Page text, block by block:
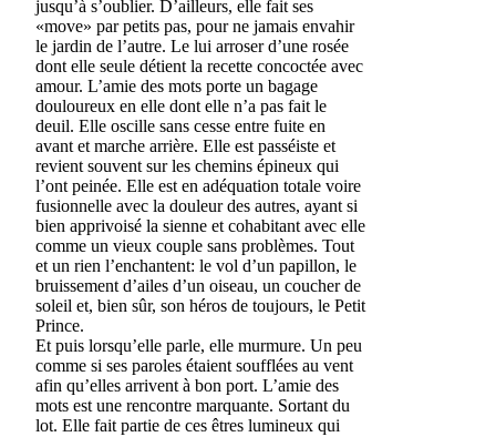
jusqu’à s’oublier. D’ailleurs, elle fait ses
«move» par petits pas, pour ne jamais envahir
le jardin de l’autre. Le lui arroser d’une rosée
dont elle seule détient la recette concoctée avec
amour. L’amie des mots porte un bagage
douloureux en elle dont elle n’a pas fait le
deuil. Elle oscille sans cesse entre fuite en
avant et marche arrière. Elle est passéiste et
revient souvent sur les chemins épineux qui
l’ont peinée. Elle est en adéquation totale voire
fusionnelle avec la douleur des autres, ayant si
bien apprivoisé la sienne et cohabitant avec elle
comme un vieux couple sans problèmes. Tout
et un rien l’enchantent: le vol d’un papillon, le
bruissement d’ailes d’un oiseau, un coucher de
soleil et, bien sûr, son héros de toujours, le Petit
Prince.
Et puis lorsqu’elle parle, elle murmure. Un peu
comme si ses paroles étaient soufflées au vent
afin qu’elles arrivent à bon port. L’amie des
mots est une rencontre marquante. Sortant du
lot. Elle fait partie de ces êtres lumineux qui